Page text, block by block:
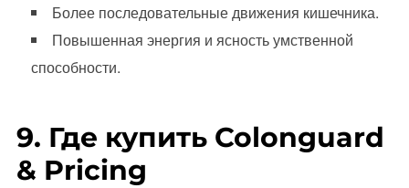
Более последовательные движения кишечника.
Повышенная энергия и ясность умственной
способности.
9. Где купить Colonguard
& Pricing